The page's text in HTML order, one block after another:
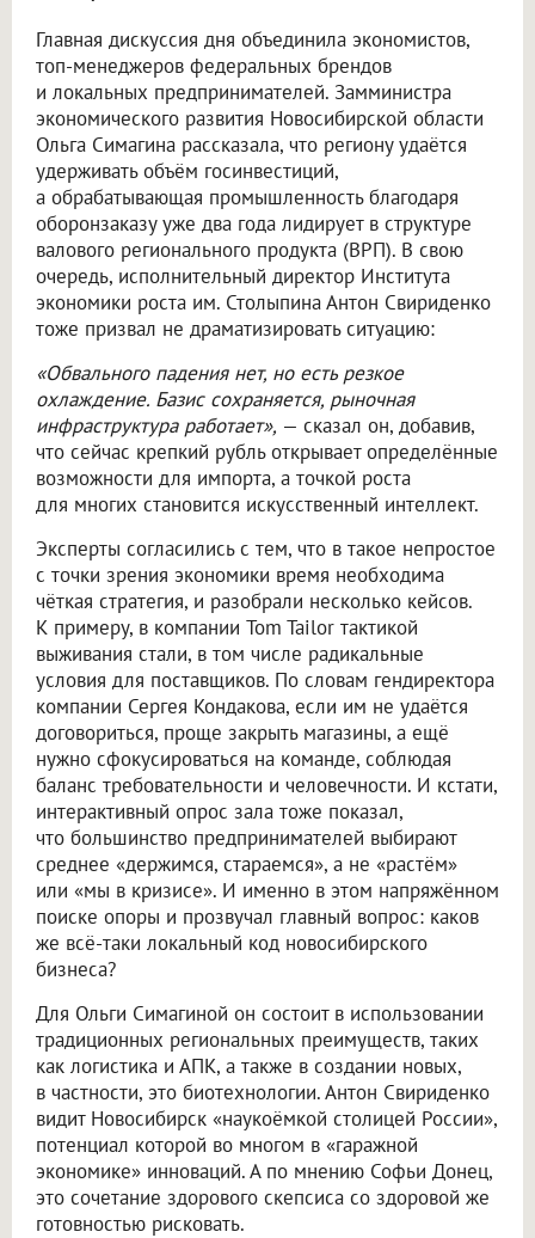
Главная дискуссия дня объединила экономистов,
топ-менеджеров федеральных брендов
и локальных предпринимателей. Замминистра
экономического развития Новосибирской области
Ольга Симагина рассказала, что региону удаётся
удерживать объём госинвестиций,
а обрабатывающая промышленность благодаря
оборонзаказу уже два года лидирует в структуре
валового регионального продукта (ВРП). В свою
очередь, исполнительный директор Института
экономики роста им. Столыпина Антон Свириденко
тоже призвал не драматизировать ситуацию:
«Обвального падения нет, но есть резкое
охлаждение. Базис сохраняется, рыночная
инфраструктура работает», — сказал он, добавив,
что сейчас крепкий рубль открывает определённые
возможности для импорта, а точкой роста
для многих становится искусственный интеллект.
Эксперты согласились с тем, что в такое непростое
с точки зрения экономики время необходима
чёткая стратегия, и разобрали несколько кейсов.
К примеру, в компании Tom Tailor тактикой
выживания стали, в том числе радикальные
условия для поставщиков. По словам гендиректора
компании Сергея Кондакова, если им не удаётся
договориться, проще закрыть магазины, а ещё
нужно сфокусироваться на команде, соблюдая
баланс требовательности и человечности. И кстати,
интерактивный опрос зала тоже показал,
что большинство предпринимателей выбирают
среднее «держимся, стараемся», а не «растём»
или «мы в кризисе». И именно в этом напряжённом
поиске опоры и прозвучал главный вопрос: каков
же всё-таки локальный код новосибирского
бизнеса?
Для Ольги Симагиной он состоит в использовании
традиционных региональных преимуществ, таких
как логистика и АПК, а также в создании новых,
в частности, это биотехнологии. Антон Свириденко
видит Новосибирск «наукоёмкой столицей России»,
потенциал которой во многом в «гаражной
экономике» инноваций. А по мнению Софьи Донец,
это сочетание здорового скепсиса со здоровой же
готовностью рисковать.